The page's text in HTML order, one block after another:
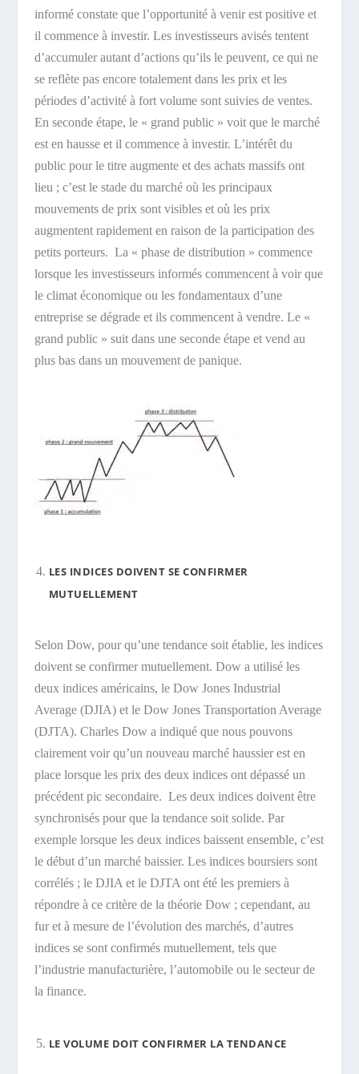
informé constate que l’opportunité à venir est positive et
il commence à investir. Les investisseurs avisés tentent
d’accumuler autant d’actions qu’ils le peuvent, ce qui ne
se reflète pas encore totalement dans les prix et les
périodes d’activité à fort volume sont suivies de ventes.
En seconde étape, le « grand public » voit que le marché
est en hausse et il commence à investir. L’intérêt du
public pour le titre augmente et des achats massifs ont
lieu ; c’est le stade du marché où les principaux
mouvements de prix sont visibles et où les prix
augmentent rapidement en raison de la participation des
petits porteurs. La « phase de distribution » commence
lorsque les investisseurs informés commencent à voir que
le climat économique ou les fondamentaux d’une
entreprise se dégrade et ils commencent à vendre. Le «
grand public » suit dans une seconde étape et vend au
plus bas dans un mouvement de panique.
LES INDICES DOIVENT SE CONFIRMER
MUTUELLEMENT
Selon Dow, pour qu’une tendance soit établie, les indices
doivent se confirmer mutuellement. Dow a utilisé les
deux indices américains, le Dow Jones Industrial
Average (DJIA) et le Dow Jones Transportation Average
(DJTA). Charles Dow a indiqué que nous pouvons
clairement voir qu’un nouveau marché haussier est en
place lorsque les prix des deux indices ont dépassé un
précédent pic secondaire. Les deux indices doivent être
synchronisés pour que la tendance soit solide. Par
exemple lorsque les deux indices baissent ensemble, c’est
le début d’un marché baissier. Les indices boursiers sont
corrélés ; le DJIA et le DJTA ont été les premiers à
répondre à ce critère de la théorie Dow ; cependant, au
fur et à mesure de l’évolution des marchés, d’autres
indices se sont confirmés mutuellement, tels que
l’industrie manufacturière, l’automobile ou le secteur de
la finance.
LE VOLUME DOIT CONFIRMER LA TENDANCE